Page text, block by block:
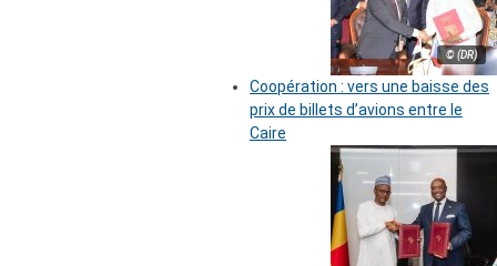
© (DR)
Coopération : vers une baisse des
prix de billets d’avions entre le
Caire